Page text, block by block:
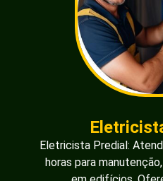
Eletricista Predial:
horas para